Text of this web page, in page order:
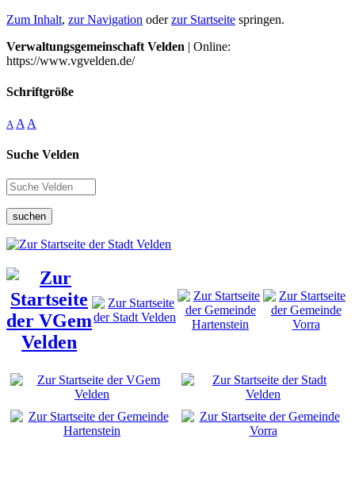
Zum Inhalt, zur Navigation oderzur Startseite springen.
Verwaltungsgemeinschaft Velden | Online:
https://www.vgvelden.de/
Schriftgröße
A A A
Suche Velden
suchen